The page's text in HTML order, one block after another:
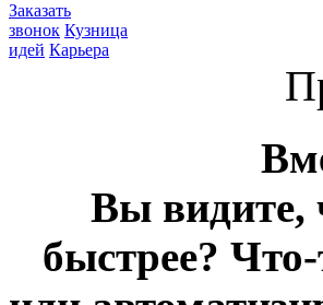
Заказать
звонок Кузница
идей Карьера
Вы видите,
быстрее?